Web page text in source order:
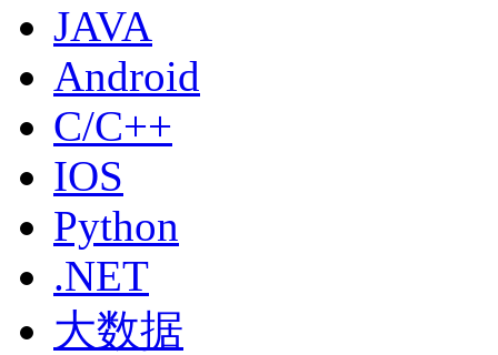
JAVA
Android
C/C++
IOS
Python
.NET
大数据